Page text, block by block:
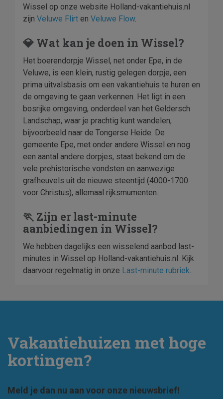
Wissel op onze website Holland-vakantiehuis.nl
zijn Veluwe Flirt en Veluwe Flow.
💎 Wat kan je doen in Wissel?
Het boerendorpje Wissel, net onder Epe, in de
Veluwe, is een klein, rustig gelegen dorpje, een
prima uitvalsbasis om een vakantiehuis te huren en
de omgeving te gaan verkennen. Het ligt in een
bosrijke omgeving, onderdeel van het Geldersch
Landschap, waar je prachtig kunt wandelen,
bijvoorbeeld naar de Tongerse Heide. De
gemeente Epe, met onder andere Wissel en nog
een aantal andere dorpjes, staat bekend om de
vele prehistorische vondsten en aanwezige
grafheuvels uit de nieuwe steentijd (4000-1700
voor Christus), allemaal rijksmumenten.
🏃 Zijn er last-minute
aanbiedingen in Wissel?
We hebben dagelijks een wisselend aanbod last-
minutes in Wissel op Holland-vakantiehuis.nl. Kijk
daarvoor regelmatig in onze Last-minute rubriek.
Vakantiehuizen met hoge
kortingen?
Meld je dan nu aan voor onze nieuwsbrief!